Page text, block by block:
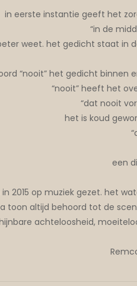
in eerste instantie geeft het
“in de
weet. het gedicht staat in
“nooit” het gedicht binnen
“nooit” heeft het
“dat nooit
het is koud
een
2015 op muziek gezet. het
toon altijd behoord tot de
achteloosheid,